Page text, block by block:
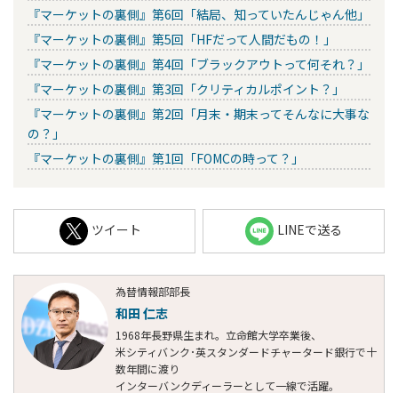
『マーケットの裏側』第6回「結局、知っていたんじゃん他」
『マーケットの裏側』第5回「HFだって人間だもの！」
『マーケットの裏側』第4回「ブラックアウトって何それ？」
『マーケットの裏側』第3回「クリティカルポイント？」
『マーケットの裏側』第2回「月末・期末ってそんなに大事な
の？」
『マーケットの裏側』第1回「FOMCの時って？」
ツイート LINEで送る
為替情報部部長
和田 仁志
1968年長野県生まれ。立命館大学卒業後、
米シティバンク･英スタンダードチャータード銀行で十
数年間に渡り
インターバンクディーラーとして一線で活躍。